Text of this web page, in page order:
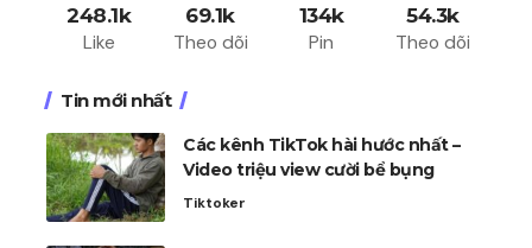
248.1k
Like
69.1k
Theo dõi
134k
Pin
54.3k
Theo dõi
Tin mới nhất
Các kênh TikTok hài hước nhất –
Video triệu view cười bể bụng
Tiktoker